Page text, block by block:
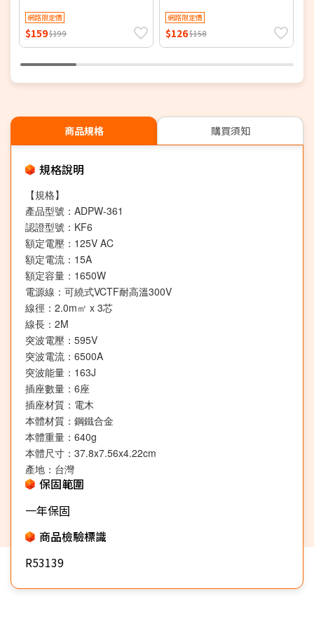
網路限定價
$159$199
網路限定價
$126$158
商品規格 購買須知
規格說明
【規格】
產品型號：ADPW-361
認證型號：KF6
額定電壓：125V AC
額定電流：15A
額定容量：1650W
電源線：可繞式VCTF耐高溫300V
線徑：2.0m㎡ x 3芯
線長：2M
突波電壓：595V
突波電流：6500A
突波能量：163J
插座數量：6座
插座材質：電木
本體材質：鋼鐵合金
本體重量：640g
本體尺寸：37.8x7.56x4.22cm
產地：台灣
保固範圍
一年保固
商品檢驗標識
R53139